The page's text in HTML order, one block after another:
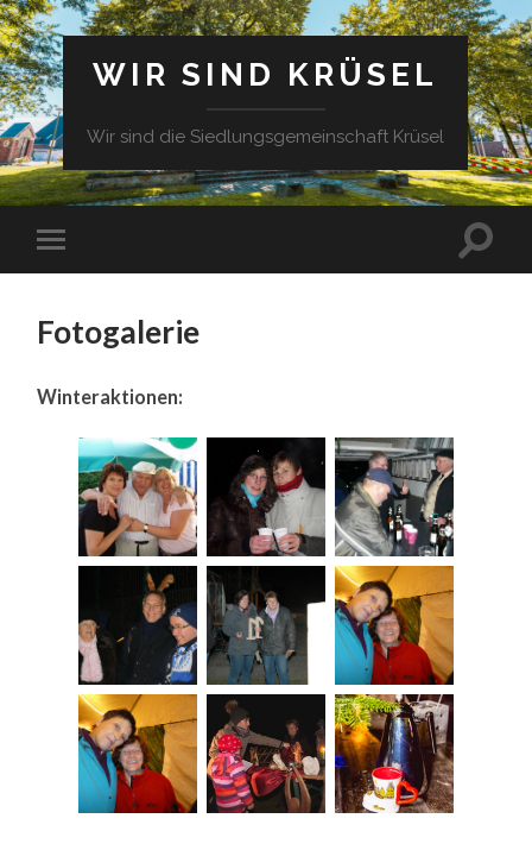
WIR SIND KRÜSEL
Wir sind die Siedlungsgemeinschaft Krüsel
Fotogalerie
Winteraktionen: